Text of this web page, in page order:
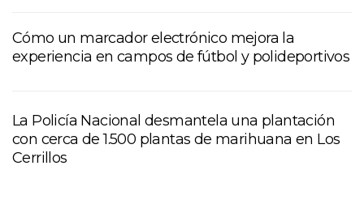
Cómo un marcador electrónico mejora la
experiencia en campos de fútbol y polideportivos
La Policía Nacional desmantela una plantación
con cerca de 1.500 plantas de marihuana en Los
Cerrillos